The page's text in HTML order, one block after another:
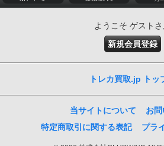
ようこそ ゲストさ
新規会員登録
トレカ買取.jp トッ
当サイトについて
お
特定商取引に関する表記
プラ